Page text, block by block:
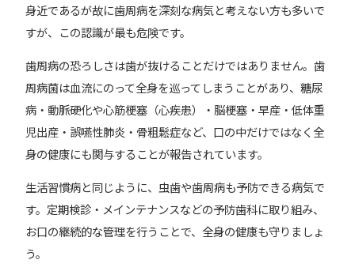
身近であるが故に歯周病を深刻な病気と考えない方も多いで
すが、この認識が最も危険です。
歯周病の恐ろしさは歯が抜けることだけではありません。歯
周病菌は血流にのって全身を巡ってしまうことがあり、糖尿
病・動脈硬化や心筋梗塞（心疾患）・脳梗塞・早産・低体重
児出産・誤嚥性肺炎・骨粗鬆症など、口の中だけではなく全
身の健康にも関与することが報告されています。
生活習慣病と同じように、虫歯や歯周病も予防できる病気で
す。定期検診・メインテナンスなどの予防歯科に取り組み、
お口の継続的な管理を行うことで、全身の健康も守りましょ
う。